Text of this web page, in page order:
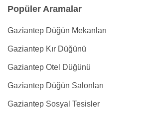
Popüler Aramalar
Gaziantep Düğün Mekanları
Gaziantep Kır Düğünü
Gaziantep Otel Düğünü
Gaziantep Düğün Salonları
Gaziantep Sosyal Tesisler